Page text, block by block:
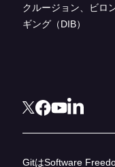
クルージョン、ビロ
ギング（DIB）
GitはSoftware